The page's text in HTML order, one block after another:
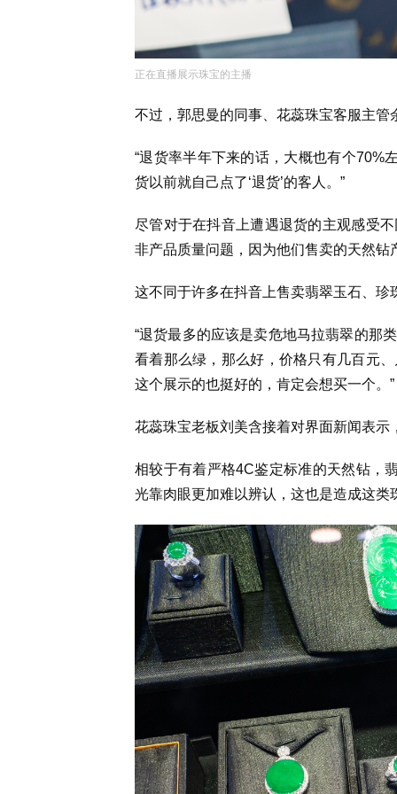
正在直播展示珠宝的主播
不过，郭思曼的同事、花蕊珠宝客服主管
“退货率半年下来的话，大概也有个70%
货以前就自己点了‘退货’的客人。 ”
尽管对于在抖音上遭遇退货的主观感受
非产品质量问题，因为他们售卖的天然钻
这不同于许多在抖音上售卖翡翠玉石、珍
“退货最多的应该是卖危地马拉翡翠的那
看着那么绿，那么好，价格只有几百元
这个展示的也挺好的，肯定会想买一个。 ”
花蕊珠宝老板刘美含接着对界面新闻表示
相较于有着严格4C鉴定标准的天然钻，
光靠肉眼更加难以辨认，这也是造成这